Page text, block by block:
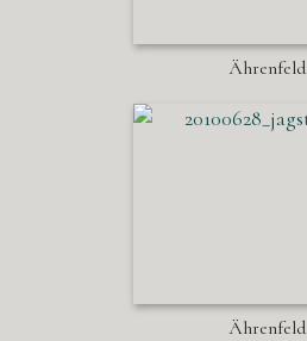
Ährenfeld
Ährenfeld